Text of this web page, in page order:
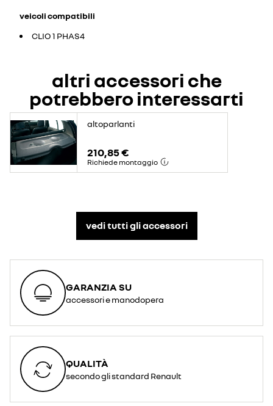
veicoli compatibili
CLIO 1 PHAS4
altri accessori che
potrebbero interessarti
altoparlanti
210,85 €
Richiede montaggio
vedi tutti gli accessori​
GARANZIA SU
accessori e manodopera
QUALITÀ
secondo gli standard Renault